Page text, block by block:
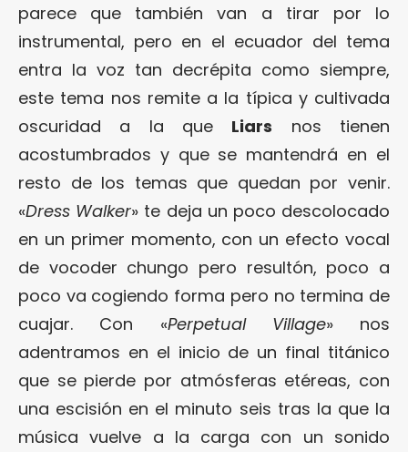
parece que también van a tirar por lo
instrumental, pero en el ecuador del tema
entra la voz tan decrépita como siempre,
este tema nos remite a la típica y cultivada
oscuridad a la que Liars nos tienen
acostumbrados y que se mantendrá en el
resto de los temas que quedan por venir.
«Dress Walker» te deja un poco descolocado
en un primer momento, con un efecto vocal
de vocoder chungo pero resultón, poco a
poco va cogiendo forma pero no termina de
cuajar. Con «Perpetual Village» nos
adentramos en el inicio de un final titánico
que se pierde por atmósferas etéreas, con
una escisión en el minuto seis tras la que la
música vuelve a la carga con un sonido